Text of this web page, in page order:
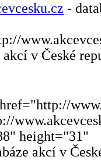
-
akcí v České
height="31"
akcí v